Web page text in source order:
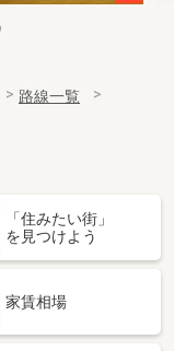
路線一覧
「住みたい街」
を見つけよう
家賃相場